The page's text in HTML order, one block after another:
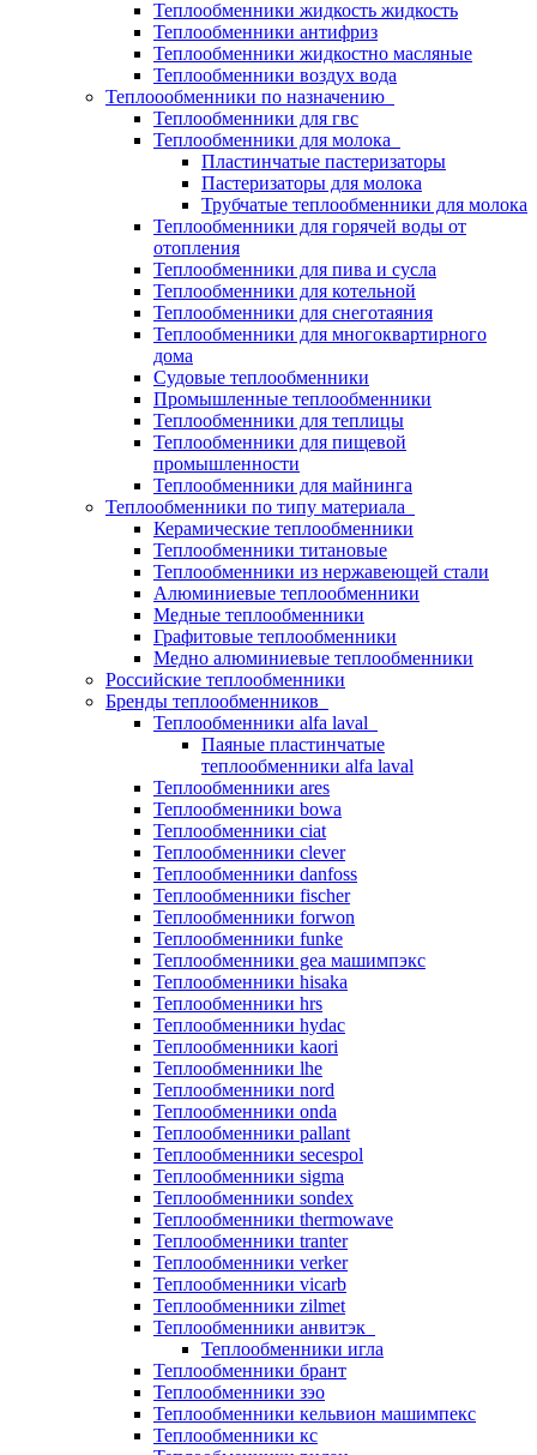
Теплообменники жидкость жидкость
Теплообменники антифриз
Теплообменники жидкостно масляные
Теплообменники воздух вода
Теплоообменники по назначению
Теплообменники для гвс
Теплообменники для молока
Пластинчатые пастеризаторы
Пастеризаторы для молока
Трубчатые теплообменники для молока
Теплообменники для горячей воды от
отопления
Теплообменники для пива и сусла
Теплообменники для котельной
Теплообменники для снеготаяния
Теплообменники для многоквартирного
дома
Судовые теплообменники
Промышленные теплообменники
Теплообменники для теплицы
Теплообменники для пищевой
промышленности
Теплообменники для майнинга
Теплообменники по типу материала
Керамические теплообменники
Теплообменники титановые
Теплообменники из нержавеющей стали
Алюминиевые теплообменники
Медные теплообменники
Графитовые теплообменники
Медно алюминиевые теплообменники
Российские теплообменники
Бренды теплообменников
Теплообменники alfa laval
Паяные пластинчатые
теплообменники alfa laval
Теплообменники ares
Теплообменники bowa
Теплообменники ciat
Теплообменники clever
Теплообменники danfoss
Теплообменники fischer
Теплообменники forwon
Теплообменники funke
Теплообменники gea машимпэкс
Теплообменники hisaka
Теплообменники hrs
Теплообменники hydac
Теплообменники kaori
Теплообменники lhe
Теплообменники nord
Теплообменники onda
Теплообменники pallant
Теплообменники secespol
Теплообменники sigma
Теплообменники sondex
Теплообменники thermowave
Теплообменники tranter
Теплообменники verker
Теплообменники vicarb
Теплообменники zilmet
Теплообменники анвитэк
Теплообменники игла
Теплообменники брант
Теплообменники зэо
Теплообменники кельвион машимпекс
Теплообменники кс